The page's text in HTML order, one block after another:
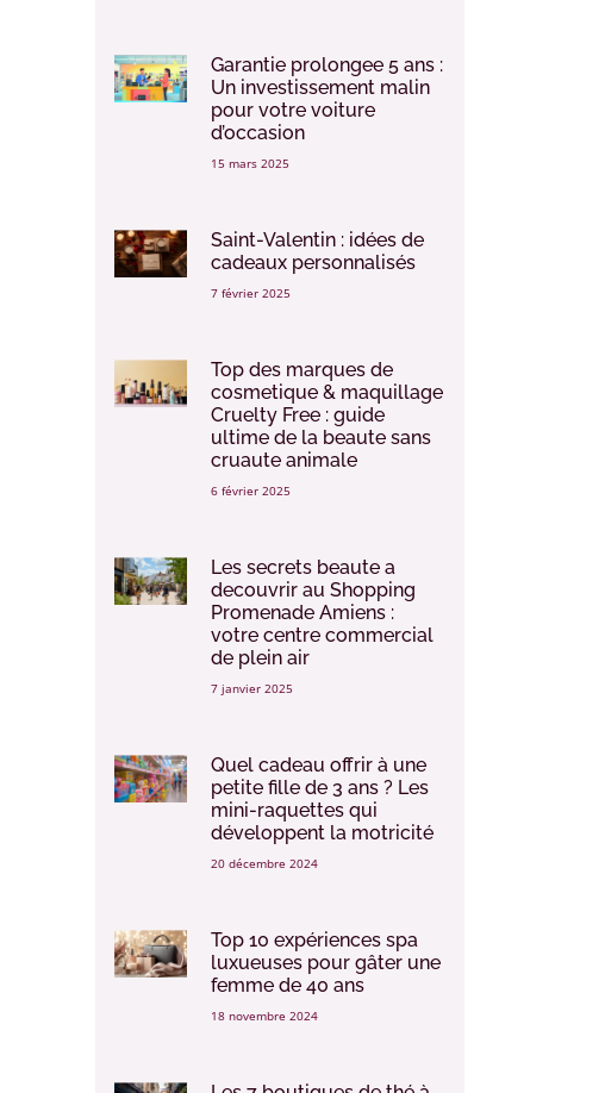
Garantie prolongee 5 ans :
Un investissement malin
pour votre voiture
d’occasion
15 mars 2025
Saint-Valentin : idées de
cadeaux personnalisés
7 février 2025
Top des marques de
cosmetique & maquillage
Cruelty Free : guide
ultime de la beaute sans
cruaute animale
6 février 2025
Les secrets beaute a
decouvrir au Shopping
Promenade Amiens :
votre centre commercial
de plein air
7 janvier 2025
Quel cadeau offrir à une
petite fille de 3 ans ? Les
mini-raquettes qui
développent la motricité
20 décembre 2024
Top 10 expériences spa
luxueuses pour gâter une
femme de 40 ans
18 novembre 2024